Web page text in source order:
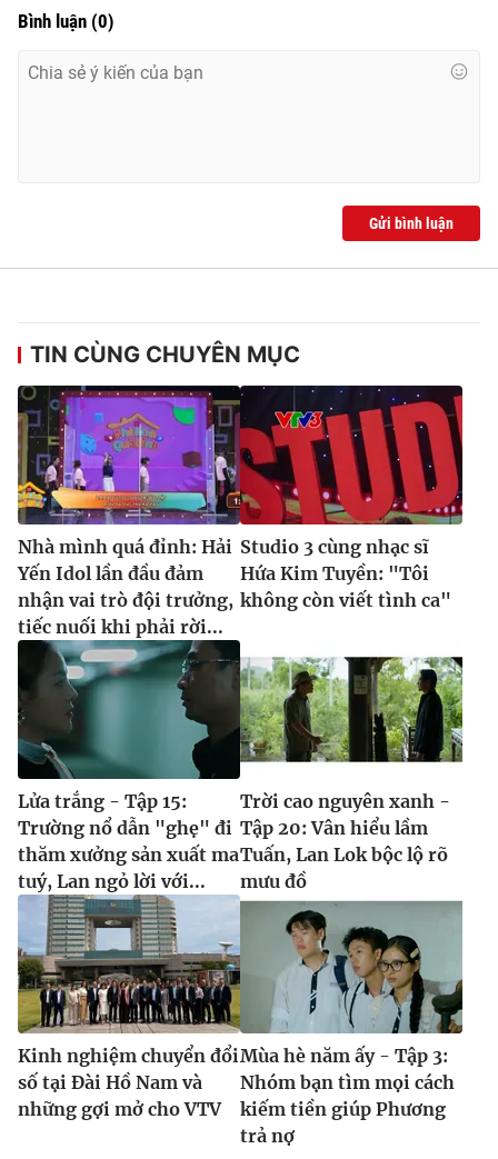
Bình luận (0)
Gửi bình luận
TIN CÙNG CHUYÊN MỤC
Nhà mình quá đỉnh: Hải
Yến Idol lần đầu đảm
nhận vai trò đội trưởng,
tiếc nuối khi phải rời...
Studio 3 cùng nhạc sĩ
Hứa Kim Tuyền: "Tôi
không còn viết tình ca"
Lửa trắng - Tập 15:
Trường nổ dẫn "ghẹ" đi
thăm xưởng sản xuất ma
tuý, Lan ngỏ lời với...
Trời cao nguyên xanh -
Tập 20: Vân hiểu lầm
Tuấn, Lan Lok bộc lộ rõ
mưu đồ
Kinh nghiệm chuyển đổi
số tại Đài Hồ Nam và
những gợi mở cho VTV
Mùa hè năm ấy - Tập 3:
Nhóm bạn tìm mọi cách
kiếm tiền giúp Phương
trả nợ